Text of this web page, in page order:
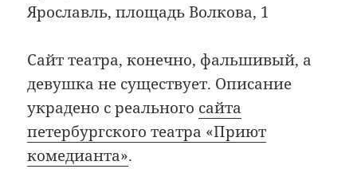
Ярославль, площадь Волкова, 1
Сайт театра, конечно, фальшивый, а
девушка не существует. Описание
украдено с реального сайта
петербургского театра «Приют
комедианта».